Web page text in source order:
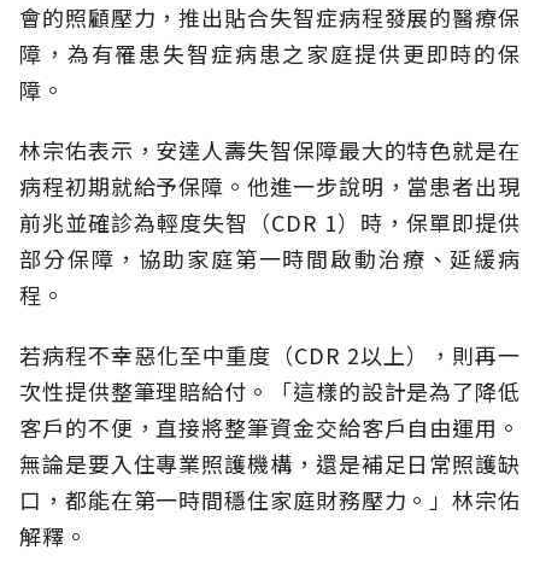
會的照顧壓力，推出貼合失智症病程發展的醫療保
障，為有罹患失智症病患之家庭提供更即時的保
障。
林宗佑表示，安達人壽失智保障最大的特色就是在
病程初期就給予保障。他進一步說明，當患者出現
前兆並確診為輕度失智（CDR 1）時，保單即提供
部分保障，協助家庭第一時間啟動治療、延緩病
程。
若病程不幸惡化至中重度（CDR 2以上），則再一
次性提供整筆理賠給付。「這樣的設計是為了降低
客戶的不便，直接將整筆資金交給客戶自由運用。
無論是要入住專業照護機構，還是補足日常照護缺
口，都能在第一時間穩住家庭財務壓力。」林宗佑
解釋。